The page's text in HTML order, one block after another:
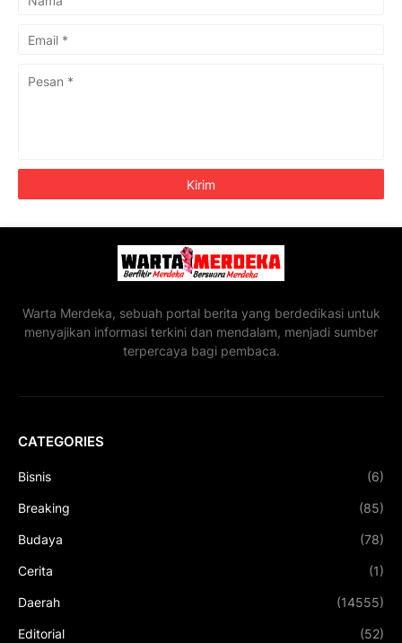
Warta Merdeka, sebuah portal berita yang berdedikasi untuk
menyajikan informasi terkini dan mendalam, menjadi sumber
terpercaya bagi pembaca.
CATEGORIES
Bisnis (6)
Breaking (85)
Budaya (78)
Cerita (1)
Daerah (14555)
Editorial (52)